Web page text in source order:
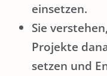
einsetzen.
Sie
Projekte
setzen und